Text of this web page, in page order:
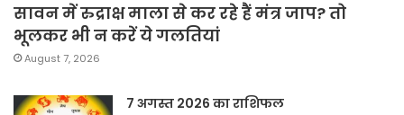
सावन में रुद्राक्ष माला से कर रहे हैं मंत्र जाप? तो
भूलकर भी न करें ये गलतियां
August 7, 2026
7 अगस्त 2026 का राशिफल